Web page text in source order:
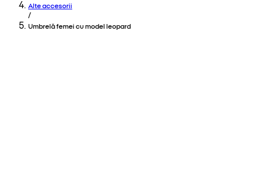
Alte accesorii
/
Umbrelă femei cu model leopard